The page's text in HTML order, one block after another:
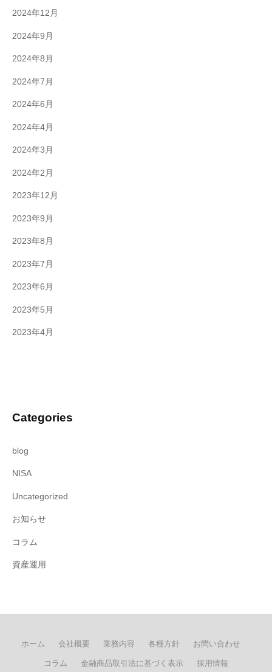
2024年12月
2024年9月
2024年8月
2024年7月
2024年6月
2024年4月
2024年3月
2024年2月
2023年12月
2023年9月
2023年8月
2023年7月
2023年6月
2023年5月
2023年4月
Categories
blog
NISA
Uncategorized
お知らせ
コラム
資産運用
ホーム 会社概要 業務内容 各種方針 お問い合わせ
コラム 金融商品取引法に基づく表示 採用情報